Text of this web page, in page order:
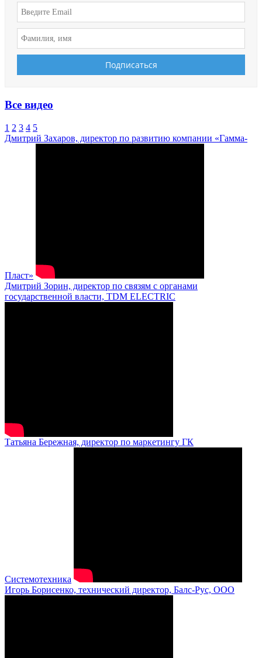
Все видео
1 2 3 4 5
Дмитрий Захаров, директор по развитию компании «Гамма-
Пласт»
Дмитрий Зорин, директор по связям с органами
государственной власти, TDM ELECTRIC
Татьяна Бережная, директор по маркетингу ГК
Системотехника
Игорь Борисенко, технический директор, Балс-Рус, ООО